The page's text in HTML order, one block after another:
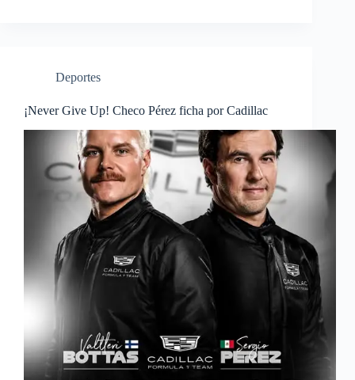
Deportes
¡Never Give Up! Checo Pérez ficha por Cadillac